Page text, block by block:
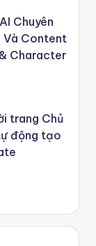
Chuyên
Và Content
Character
trang Chủ
động tạo